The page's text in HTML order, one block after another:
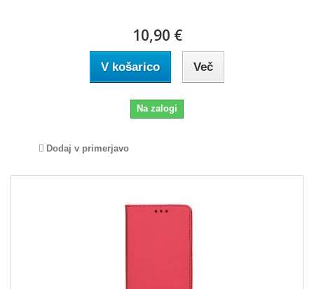
10,90 €
V košarico Več
Na zalogi
Dodaj v primerjavo